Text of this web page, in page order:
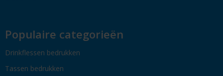
Populaire categorieën
Drinkflessen bedrukken
Tassen bedrukken